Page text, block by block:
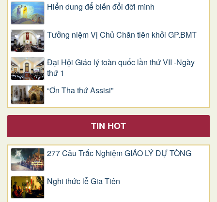
Hiển dung để biến đổi đời mình
Tưởng niệm Vị Chủ Chăn tiên khởi GP.BMT
Đại Hội Giáo lý toàn quốc lần thứ VII -Ngày
thứ 1
“Ơn Tha thứ Assisi”
TIN HOT
277 Câu Trắc Nghiệm GIÁO LÝ DỰ TÒNG
Nghi thức lễ Gia Tiên